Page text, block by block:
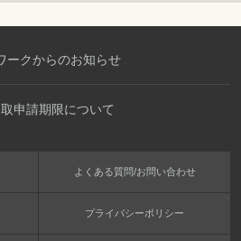
ークからのお知らせ
申請期限について
よくある質問/お問い合わせ
プライバシーポリシー